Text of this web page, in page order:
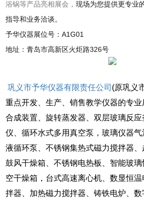
浴锅等产品亮相展会，现场为您提供更专业
指导和业务洽谈。
予华仪器展位号：A1G01
地址：青岛市高新区火炬路326号
巩义市予华仪器有限责任公司 (原巩义
重点开发、生产、销售教学仪器的专
合成装置、旋转蒸发器、双层玻璃反应
仪、循环水式多用真空泵，玻璃仪器
液循环泵、不锈钢集热式磁力搅拌器
鼓风干燥箱、不锈钢电热板、智能玻璃
空干燥箱，台式高速离心机、数显恒
拌器、加热磁力搅拌器、铸铁电炉、